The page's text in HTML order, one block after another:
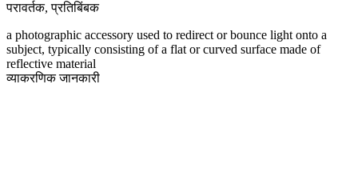
परावर्तक,प्रतिबिंबक
a photographic accessory used to redirect or bounce light onto a
subject, typically consisting of a flat or curved surface made of
reflective material
व्याकरणिक जानकारी